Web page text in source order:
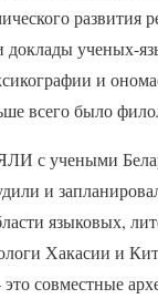
развития
доклады ученых-
и
всего было
с учеными
и
языковых,
Хакасии и
совместные